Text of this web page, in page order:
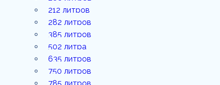
1177
1766
литров
2650
литров
212 литров
282 литров
385 литров
502 литра
635 литров
750 литров